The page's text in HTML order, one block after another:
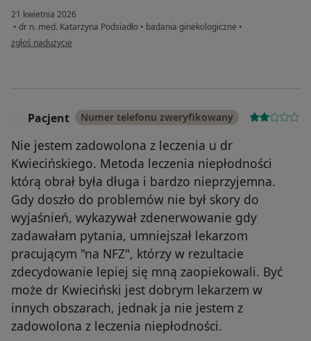
21 kwietnia 2026
• dr n. med. Katarzyna Podsiadło • badania ginekologiczne •
w opinii użytkownika Oriana
zgłoś nadużycie
Pacjent Numer telefonu zweryfikowany
Nie jestem zadowolona z leczenia u dr
Kwiecińskiego. Metoda leczenia niepłodności
którą obrał była długa i bardzo nieprzyjemna.
Gdy doszło do problemów nie był skory do
wyjaśnień, wykazywał zdenerwowanie gdy
zadawałam pytania, umniejszał lekarzom
pracującym "na NFZ", którzy w rezultacie
zdecydowanie lepiej się mną zaopiekowali. Być
może dr Kwieciński jest dobrym lekarzem w
innych obszarach, jednak ja nie jestem z
zadowolona z leczenia niepłodności.